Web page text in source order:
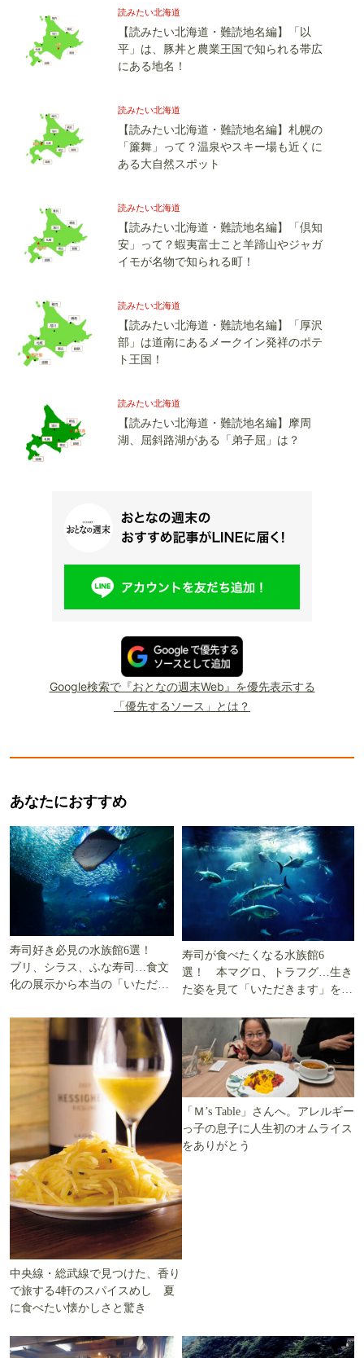
読みたい北海道
【読みたい北海道・難読地名編】「以
平」は、豚丼と農業王国で知られる帯広
にある地名！
読みたい北海道
【読みたい北海道・難読地名編】札幌の
「簾舞」って？温泉やスキー場も近くに
ある大自然スポット
読みたい北海道
【読みたい北海道・難読地名編】「倶知
安」って？蝦夷富士こと羊蹄山やジャガ
イモが名物で知られる町！
読みたい北海道
【読みたい北海道・難読地名編】「厚沢
部」は道南にあるメークイン発祥のポテ
ト王国！
読みたい北海道
【読みたい北海道・難読地名編】摩周
湖、屈斜路湖がある「弟子屈」は？
Google検索で『おとなの週末Web』を優先表示する
「優先するソース」とは？
あなたにおすすめ
寿司好き必見の水族館6選！
ブリ、シラス、ふな寿司…食文
化の展示から本当の「いただき
寿司が食べたくなる水族館6
選！ 本マグロ、トラフグ…生き
た姿を見て「いただきます」を考
中央線・総武線で見つけた、香り
で旅する4軒のスパイスめし 夏
に食べたい懐かしさと驚き
「Ｍ’s Table」さんへ。アレルギー
っ子の息子に人生初のオムライス
をありがとう